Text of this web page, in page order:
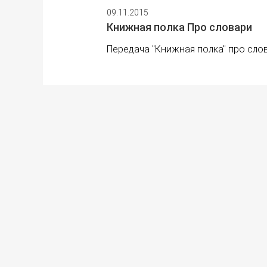
09.11.2015
Книжная полка Про словари
Передача "Книжная полка" про